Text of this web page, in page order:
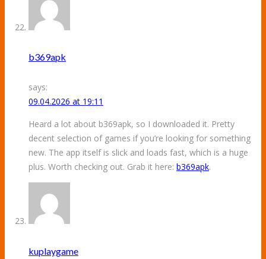
b369apk
says:
09.04.2026 at 19:11
Heard a lot about b369apk, so I downloaded it. Pretty
decent selection of games if you’re looking for something
new. The app itself is slick and loads fast, which is a huge
plus. Worth checking out. Grab it here: b369apk.
kuplaygame